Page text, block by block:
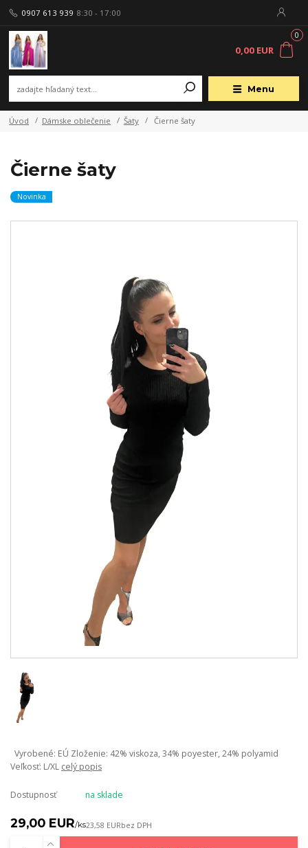
Menu
0907 613 939 8:30 - 17:00
0
0,00 EUR
Úvod Dámske oblečenie Šaty Čierne šaty
Čierne šaty
Novinka
Vyrobené: EÚ Zloženie: 42% viskoza, 34% poyester, 24% polyamid
Veľkosť: L/XL celý popis
Dostupnosť na sklade
29,00 EUR/ks23,58 EURbez DPH